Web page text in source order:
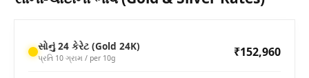
સોનું 24 કેરેટ (Gold 24K)
પ્રતિ 10 ગ્રામ / per 10g ₹152,960